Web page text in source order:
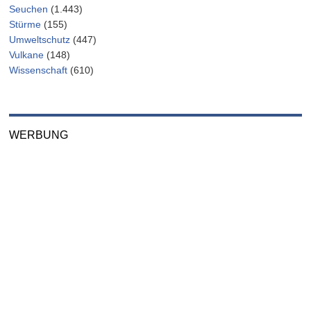
Seuchen (1.443)
Stürme (155)
Umweltschutz (447)
Vulkane (148)
Wissenschaft (610)
WERBUNG